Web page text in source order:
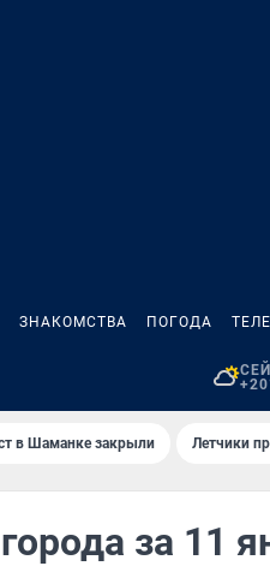
ЗНАКОМСТВА ПОГОДА
в Шаманке закрыли Летчики
за 11